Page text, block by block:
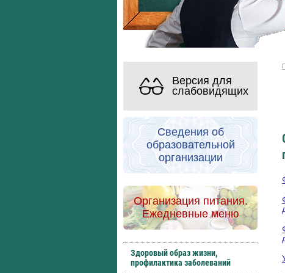
Версия для
слабовидящих
Сведения об
образовательной
организации
Организация питания.
Ежедневные меню
Здоровый образ жизни,
профилактика заболеваний